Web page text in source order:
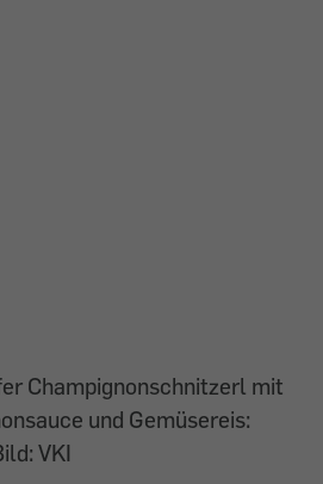
Champignonschnitzerl mit
und Gemüsereis:
VKI